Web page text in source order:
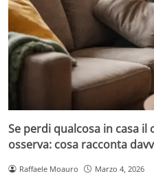
Se perdi qualcosa in casa il
osserva: cosa racconta
Raffaele Moauro Marzo 4, 2026